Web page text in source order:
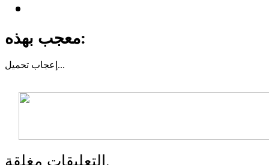
معجب بهذه:
إعجاب تحميل...
التعليقات مغلقة.